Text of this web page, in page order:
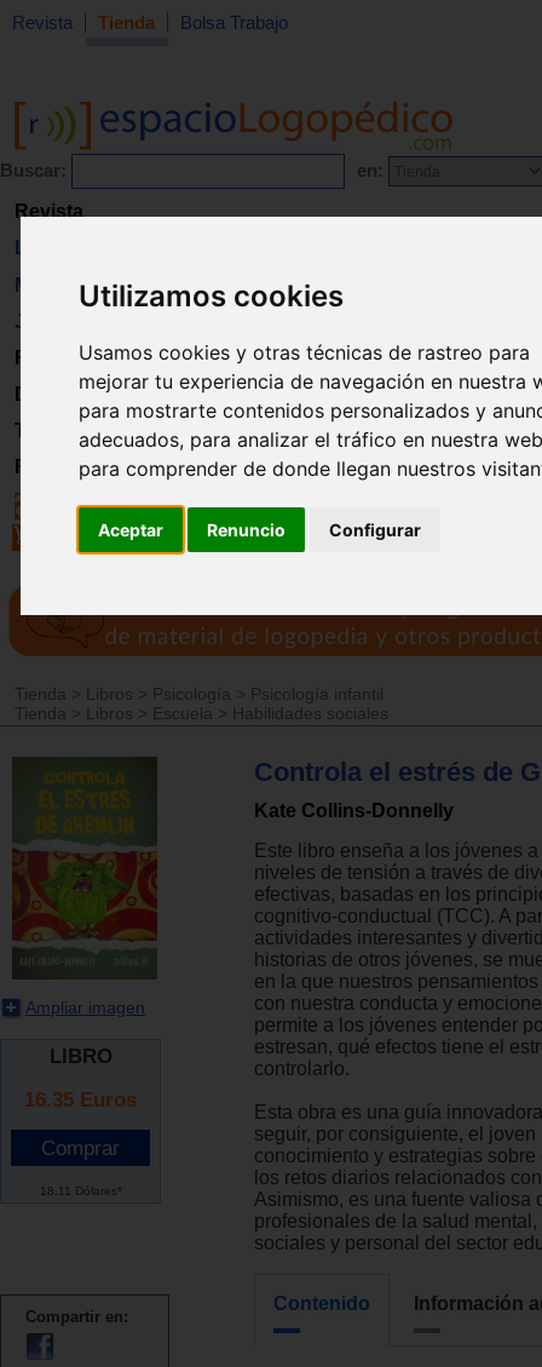
Utilizamos cookies
Usamos cookies y otras técnicas de rastreo para
mejorar tu experiencia de navegación en nuestra
para mostrarte contenidos personalizados y
adecuados, para analizar el tráfico en nuestra
para comprender de donde llegan nuestros
Aceptar Renuncio Configurar
Revista Tienda Bolsa Trabajo
Buscar: en:
Revista
Libros
Material
Juguetes
Formación
Directorio
Trabajo
Registro
Tienda > Libros > Psicología > Psicología infantil
Tienda
> Libros > Escuela > Habilidades sociales
Ampliar imagen
LIBRO
16.35 Euros
18.11 Dólares*
Compartir en:
Controla el estrés de
Kate Collins-Donnelly
Este libro enseña a los jóvenes
niveles de tensión a través de
efectivas, basadas en los
cognitivo-conductual (TCC). A
actividades interesantes y
historias de otros jóvenes, se
en la que nuestros
con nuestra conducta y
permite a los jóvenes entender
estresan, qué efectos tiene el
controlarlo.
Esta obra es una guía
seguir, por consiguiente, el joven
conocimiento y estrategias
los retos diarios relacionados
Asimismo, es una fuente valiosa
profesionales de la salud
sociales y personal del sector
Contenido Información